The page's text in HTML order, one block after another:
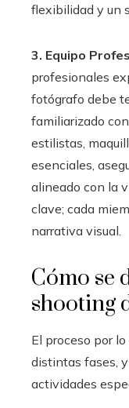
flexibilidad y un
3. Equipo
profesionales
fotógrafo debe
familiarizado
estilistas,
esenciales,
alineado con la
clave; cada
narrativa visual.
Cómo se
shooting
El proceso por
distintas fases,
actividades